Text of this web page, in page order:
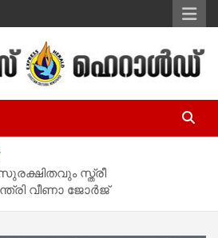
– Malayalam
സുരക്ഷിതവും സ്ത്രീ
വീണാ ജോര്‍ജ്